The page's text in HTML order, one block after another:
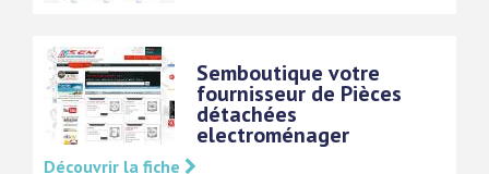
Semboutique votre
fournisseur de Pièces
détachées
electroménager
Découvrir la fiche